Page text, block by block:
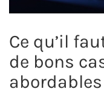
Ce qu’il
de bons
abordables